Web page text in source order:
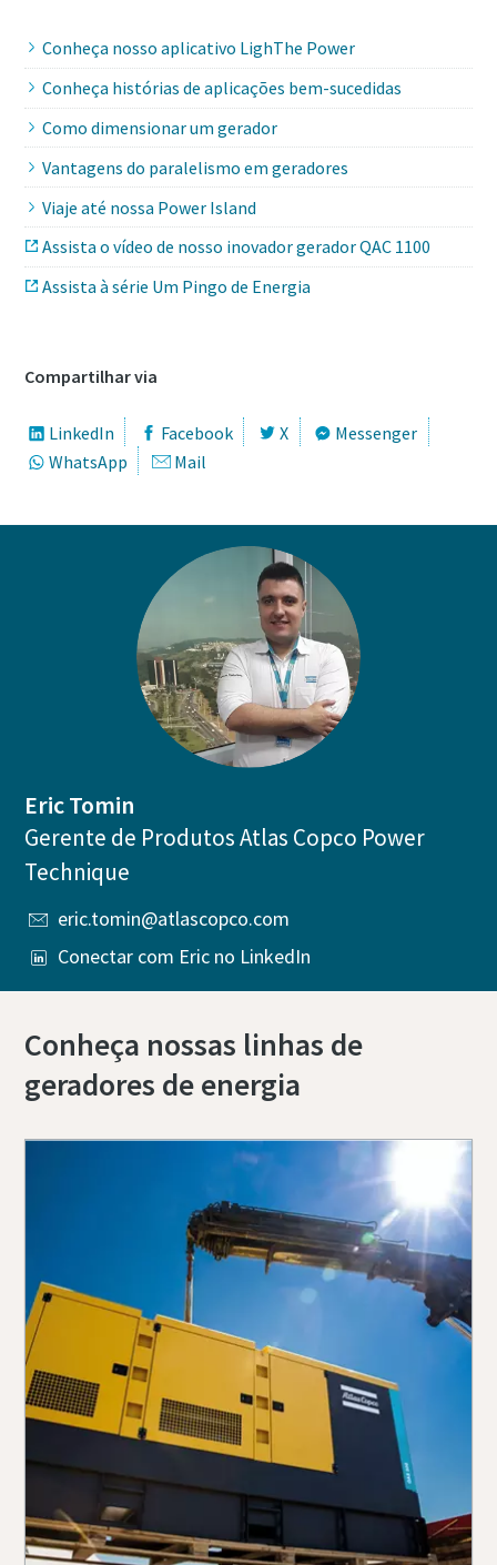
Conheça nosso aplicativo LighThe Power
Conheça histórias de aplicações bem-sucedidas
Como dimensionar um gerador
Vantagens do paralelismo em geradores
Viaje até nossa Power Island
Assista o vídeo de nosso inovador gerador QAC 1100
Assista à série Um Pingo de Energia
Compartilhar via
LinkedIn Facebook X
Messenger
WhatsApp
Mail
Eric Tomin
Gerente de Produtos Atlas Copco Power
Technique
eric.tomin@atlascopco.com
Conectar com Eric no LinkedIn
Conheça nossas linhas de
geradores de energia